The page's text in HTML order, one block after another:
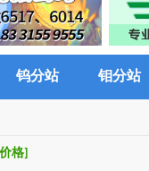
钨分站 钼分站
格]